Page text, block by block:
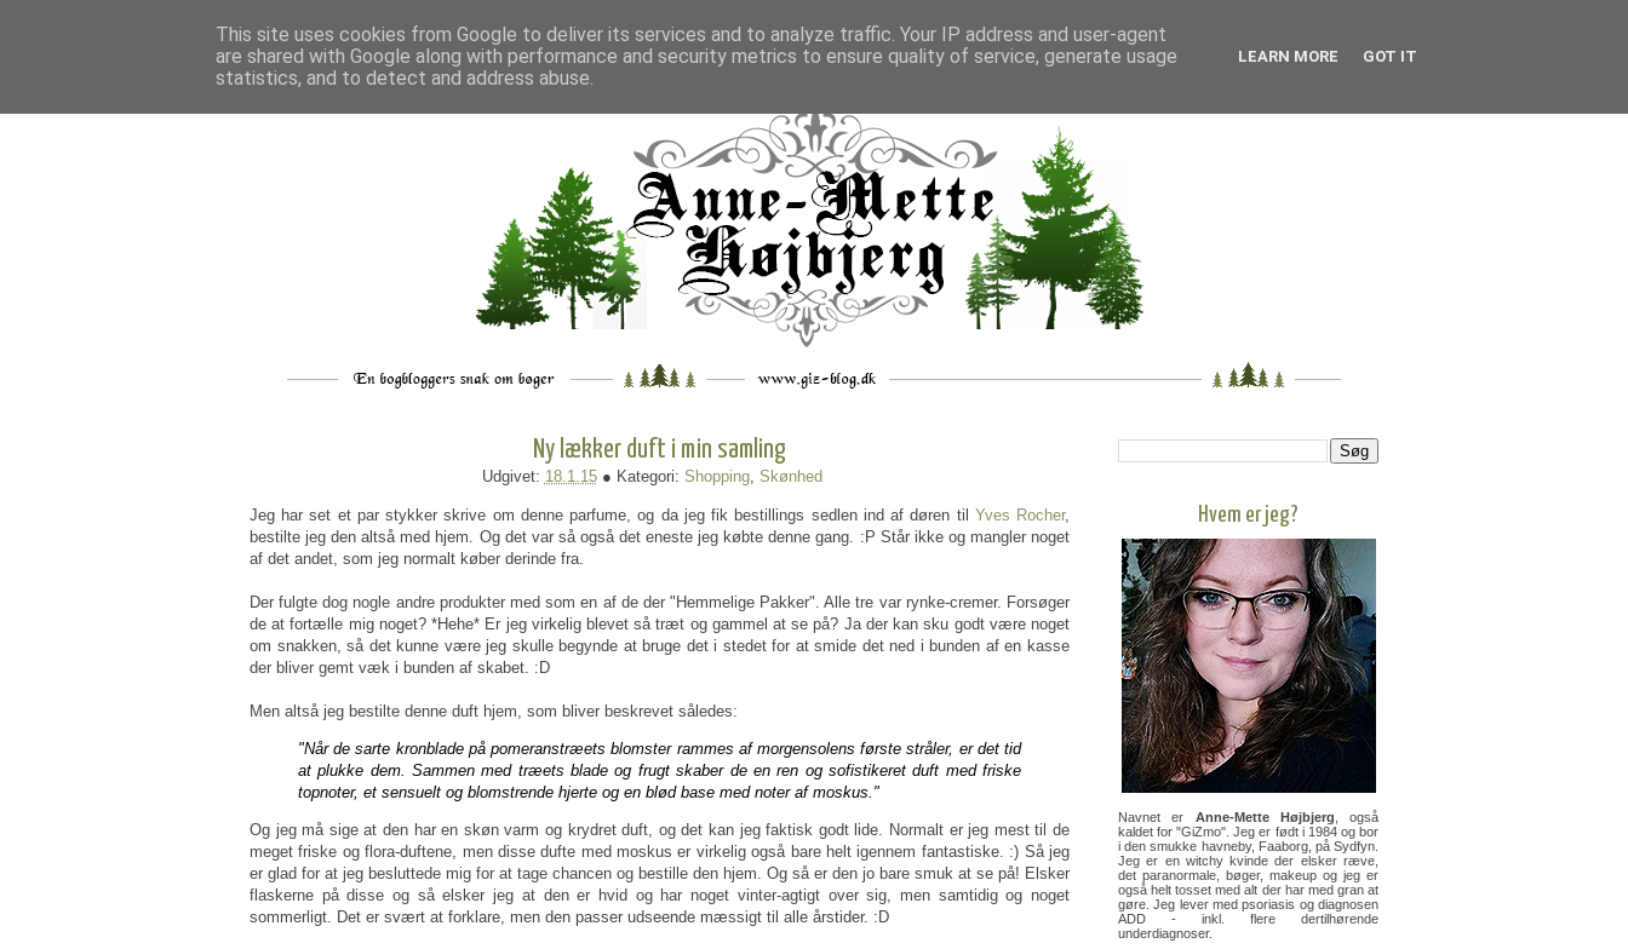
___ _. __ __ _ ___
Ny lækker duft i min samling
Udgivet: 18.1.15 ● Kategori: Shopping, Skønhed
Jeg har set et par stykker skrive om denne parfume, og da jeg fik bestillings sedlen ind af døren til Yves Rocher,
bestilte jeg den altså med hjem. Og det var så også det eneste jeg købte denne gang. :P Står ikke og mangler noget
af det andet, som jeg normalt køber derinde fra.
Der fulgte dog nogle andre produkter med som en af de der "Hemmelige Pakker". Alle tre var rynke-cremer. Forsøger
de at fortælle mig noget? *Hehe* Er jeg virkelig blevet så træt og gammel at se på? Ja der kan sku godt være noget
om snakken, så det kunne være jeg skulle begynde at bruge det i stedet for at smide det ned i bunden af en kasse
der bliver gemt væk i bunden af skabet. :D
Men altså jeg bestilte denne duft hjem, som bliver beskrevet således:
"Når de sarte kronblade på pomeranstræets blomster rammes af morgensolens første stråler, er det tid
at plukke dem. Sammen med træets blade og frugt skaber de en ren og sofistikeret duft med friske
topnoter, et sensuelt og blomstrende hjerte og en blød base med noter af moskus."
Og jeg må sige at den har en skøn varm og krydret duft, og det kan jeg faktisk godt lide. Normalt er jeg mest til de
meget friske og flora-duftene, men disse dufte med moskus er virkelig også bare helt igennem fantastiske. :) Så jeg
er glad for at jeg besluttede mig for at tage chancen og bestille den hjem. Og så er den jo bare smuk at se på! Elsker
flaskerne på disse og så elsker jeg at den er hvid og har noget vinter-agtigt over sig, men samtidig og noget
sommerligt. Det er svært at forklare, men den passer udseende mæssigt til alle årstider. :D
Hvem er jeg?
Navnet er Anne-Mette Højbjerg , også
kaldet for "GiZmo". Jeg er født i 1984 og bor
i den smukke havneby, Faaborg, på Sydfyn.
Jeg er en witchy kvinde der elsker ræve,
det paranormale, bøger, makeup og jeg er
også helt tosset med alt der har med gran at
gøre. Jeg lever med psoriasis og diagnosen
ADD - inkl. flere dertilhørende
underdiagnoser.
This site uses cookies from Google to deliver its services and to analyze traffic. Your IP address and user-agent
are shared with Google along with performance and security metrics to ensure quality of service, generate usage
statistics, and to detect and address abuse.
LEARN MORE GOT IT